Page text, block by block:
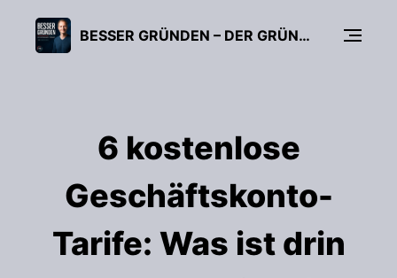
BESSER GRÜNDEN – DER GRÜNDUNGS-PODCAST (FÜR UNTERNEHMER, FREIBERUFLER & START-UPS)
6 kostenlose
Geschäftskonto-
Tarife: Was ist drin